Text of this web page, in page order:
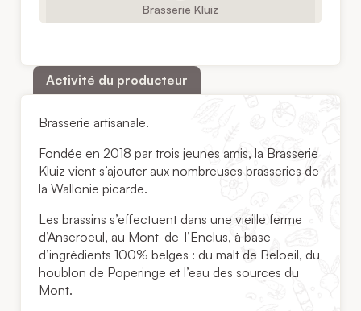
Brasserie Kluiz
Activité du producteur
Brasserie artisanale.
Fondée en 2018 par trois jeunes amis, la Brasserie
Kluiz vient s’ajouter aux nombreuses brasseries de
la Wallonie picarde.
Les brassins s’effectuent dans une vieille ferme
d’Anseroeul, au Mont-de-l’Enclus, à base
d’ingrédients 100% belges : du malt de Beloeil, du
houblon de Poperinge et l’eau des sources du
Mont.